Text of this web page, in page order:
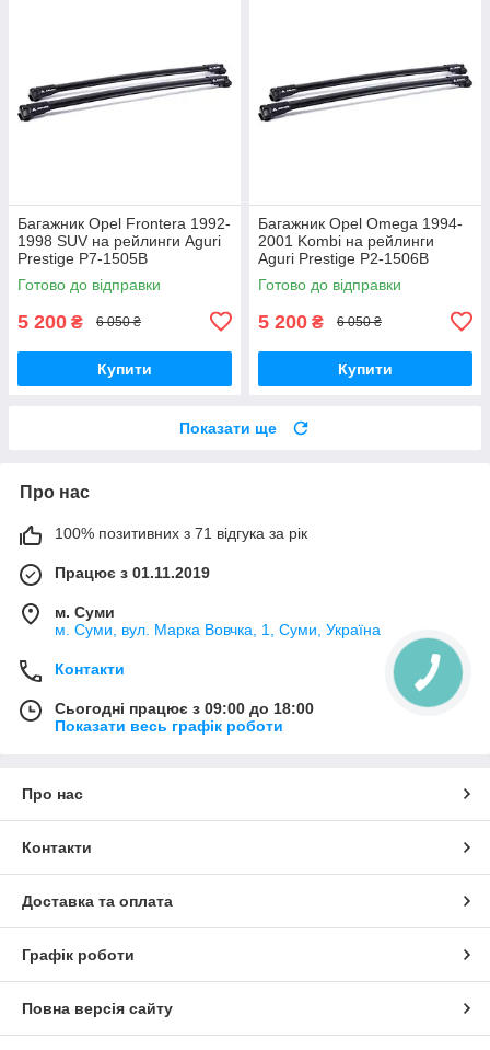
Багажник Opel Frontera 1992-
1998 SUV на рейлинги Aguri
Prestige P7-1505B
Готово до відправки
5 200 ₴ 6 050 ₴
Купити
Багажник Opel Omega 1994-
2001 Kombi на рейлинги
Aguri Prestige P2-1506B
Готово до відправки
5 200 ₴ 6 050 ₴
Купити
Показати ще
Про нас
100% позитивних з 71 відгука за рік
Працює з 01.11.2019
м. Суми
м. Суми, вул. Марка Вовчка, 1, Суми, Україна
Контакти
Сьогодні працює з 09:00 до 18:00
Показати весь графік роботи
Про нас
Контакти
Доставка та оплата
Графік роботи
Повна версія сайту